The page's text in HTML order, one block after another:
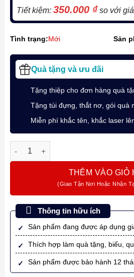
Tiết kiệm: 350.000 ₫so với
Tình trạng:Mới Sản
Quà tặng và ưu đãi
Tặng thiệp cho đơn hàng quà
Tặng túi đựng, thắt nơ, gói quà
Miễn phí khắc tên, khắc laser
Bút bi ký tên cao cấp MT305 màu
THÊM VÀO GIỎ
Thông tin hữu ích
Sản phẩm đang được áp dụng
Thích hợp làm quà tặng, biếu,
Sản phẩm được bảo hành 12